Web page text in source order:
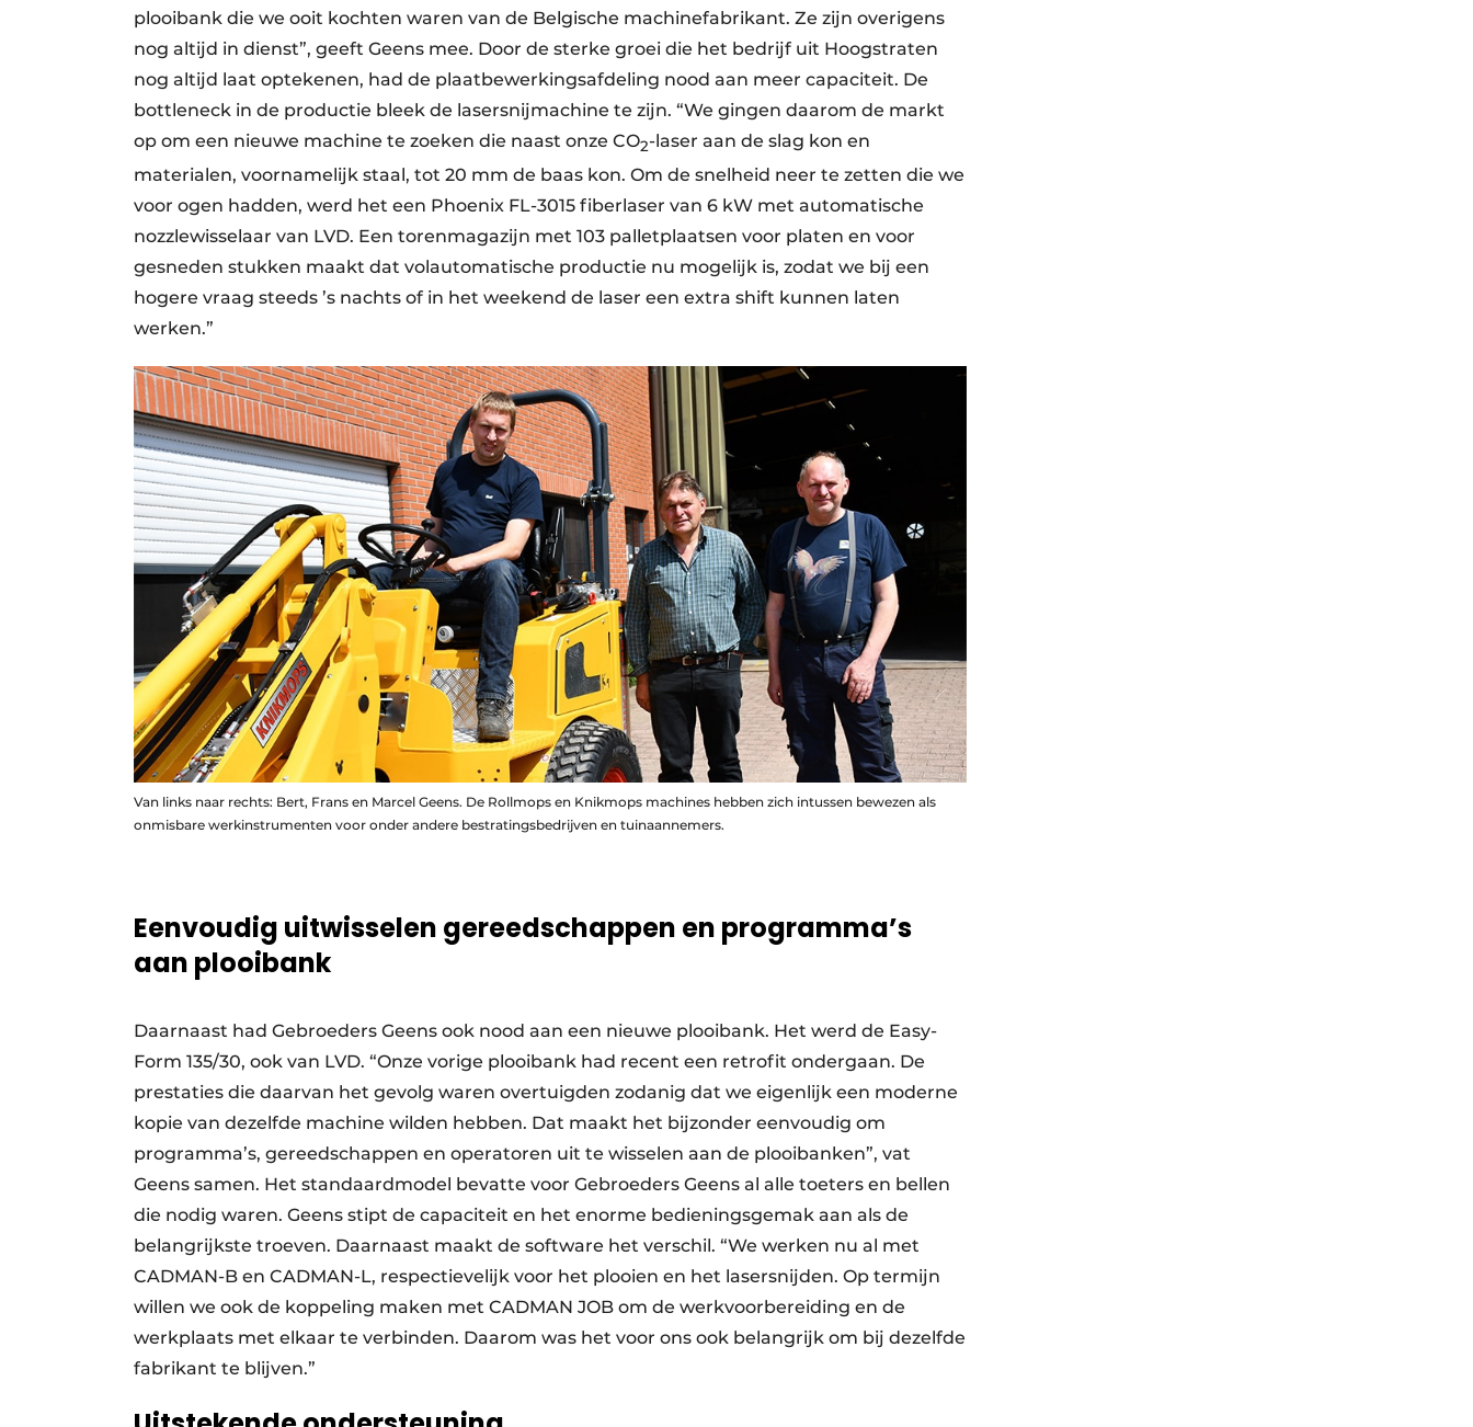
plooibank die we ooit kochten waren van de Belgische machinefabrikant. Ze zijn overigens
nog altijd in dienst”, geeft Geens mee. Door de sterke groei die het bedrijf uit Hoogstraten
nog altijd laat optekenen, had de plaatbewerkingsafdeling nood aan meer capaciteit. De
bottleneck in de productie bleek de lasersnijmachine te zijn. “We gingen daarom de markt
op om een nieuwe machine te zoeken die naast onze CO2-laser aan de slag kon en
materialen, voornamelijk staal, tot 20 mm de baas kon. Om de snelheid neer te zetten die we
voor ogen hadden, werd het een Phoenix FL-3015 fiberlaser van 6 kW met automatische
nozzlewisselaar van LVD. Een torenmagazijn met 103 palletplaatsen voor platen en voor
gesneden stukken maakt dat volautomatische productie nu mogelijk is, zodat we bij een
hogere vraag steeds ’s nachts of in het weekend de laser een extra shift kunnen laten
werken.”
Van links naar rechts: Bert, Frans en Marcel Geens. De Rollmops en Knikmops machines hebben zich intussen bewezen als
onmisbare werkinstrumenten voor onder andere bestratingsbedrijven en tuinaannemers.
Eenvoudig uitwisselen gereedschappen en programma’s
aan plooibank
Daarnaast had Gebroeders Geens ook nood aan een nieuwe plooibank. Het werd de Easy-
Form 135/30, ook van LVD. “Onze vorige plooibank had recent een retrofit ondergaan. De
prestaties die daarvan het gevolg waren overtuigden zodanig dat we eigenlijk een moderne
kopie van dezelfde machine wilden hebben. Dat maakt het bijzonder eenvoudig om
programma’s, gereedschappen en operatoren uit te wisselen aan de plooibanken”, vat
Geens samen. Het standaardmodel bevatte voor Gebroeders Geens al alle toeters en bellen
die nodig waren. Geens stipt de capaciteit en het enorme bedieningsgemak aan als de
belangrijkste troeven. Daarnaast maakt de software het verschil. “We werken nu al met
CADMAN-B en CADMAN-L, respectievelijk voor het plooien en het lasersnijden. Op termijn
willen we ook de koppeling maken met CADMAN JOB om de werkvoorbereiding en de
werkplaats met elkaar te verbinden. Daarom was het voor ons ook belangrijk om bij dezelfde
fabrikant te blijven.”